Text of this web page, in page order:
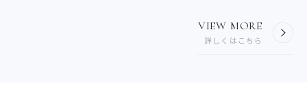
VIEW MORE
詳しくはこちら